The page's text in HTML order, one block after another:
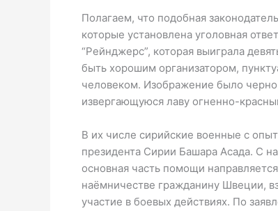
Полагаем, что подобная
которые установлена уголовная
“Рейнджерс”, которая выиграла
быть хорошим организатором,
человеком. Изображение было
извергающуюся лаву огненно-
В их числе сирийские военные с
президента Сирии Башара Асада. С
основная часть помощи
наёмничестве гражданину Швеции,
участие в боевых действиях. По